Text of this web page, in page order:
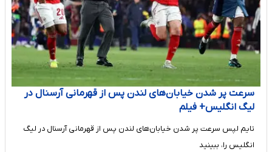
سرعت پر شدن خیابان‌های لندن پس از قهرمانی آرسنال در
لیگ انگلیس+ فیلم
تایم لپس سرعت پر شدن خیابان‌های لندن پس از قهرمانی آرسنال در لیگ
انگلیس را، ببینید